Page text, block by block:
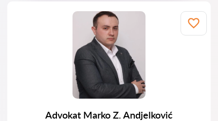
Advokat Marko Z. Andjelković